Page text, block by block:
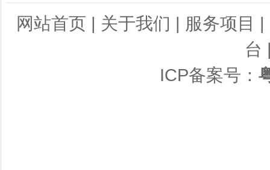
网站首页 | 关于我们 | 服务项目 |
台
ICP备案号：